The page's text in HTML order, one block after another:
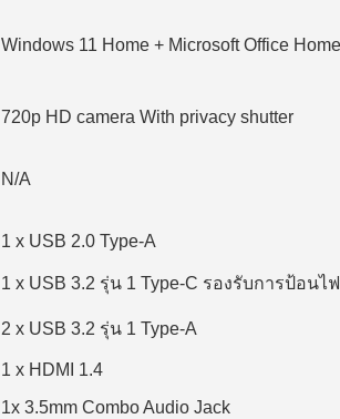
Windows 11 Home + Microsoft Office
720p HD camera With privacy shutter
N/A
1 x USB 2.0 Type-A
1 x USB 3.2 รุ่น 1 Type-C รองรับการป้อนไฟ
2 x USB 3.2 รุ่น 1 Type-A
1 x HDMI 1.4
1x 3.5mm Combo Audio Jack